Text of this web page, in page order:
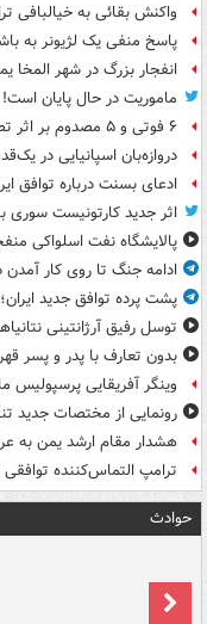
واکنش بقائی به خیالبافی
پاسخ منفی یک لژیونر به
انفجار بزرگ در شهر المخا
ماموریت در حال پایان است!
۶ فوتی و ۵ مصدوم بر اثر تصادف زنجیره‌ای
دروازه‌بان اسپانیایی در
ادعای بسنت درباره توافق
اثر جدید کارتونیست سوری
پالایشگاه نفت اسلواکی
ادامه جنگ تا روی کار آمدن
پشت پرده توافق جدید
توسل رفیق آرژانتینی
بدون تعارف با پدر و پسر
وینگر آفریقایی پرسپولیس
رونمایی از مختصات جدید
هشدار مقام ارشد یمن به
ترامپ التماس‌کننده
حوادث